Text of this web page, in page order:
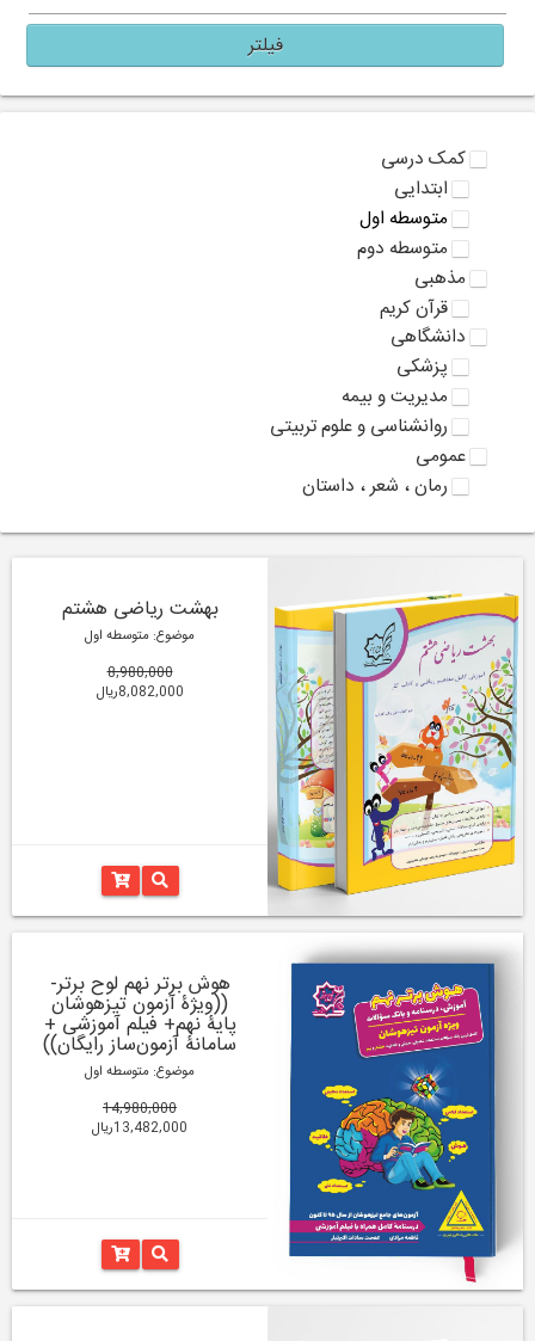
فیلتر
کمک درسی
ابتدایی
متوسطه اول
متوسطه دوم
مذهبی
قرآن کریم
دانشگاهی
پزشکی
مدیریت و بیمه
روانشناسی و علوم تربیتی
عمومی
رمان ، شعر ، داستان
بهشت ریاضی هشتم
موضوع: متوسطه اول
8,980,000
8,082,000ریال
هوش برتر نهم لوح برتر-
((ویژۀ آزمون تیزهوشان
پایۀ نهم+ فیلم آموزشی +
سامانۀ آزمون‌ساز رایگان))
موضوع: متوسطه اول
14,980,000
13,482,000ریال